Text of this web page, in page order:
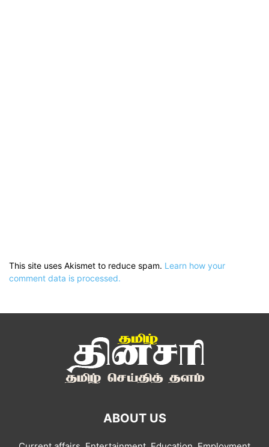
This site uses Akismet to reduce spam. Learn how your
comment data is processed.
ABOUT US